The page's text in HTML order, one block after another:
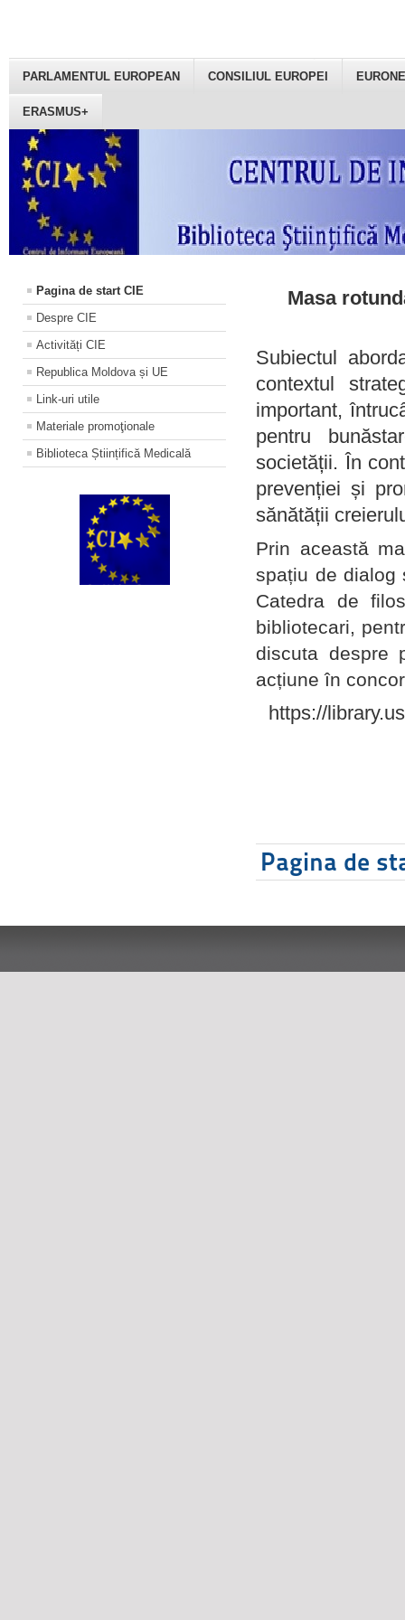
PARLAMENTUL EUROPEAN CONSILIUL EUROPEI
ERASMUS+
Pagina de start CIE
Despre CIE
Activități CIE
Republica Moldova și UE
Link-uri utile
Materiale promoţionale
Biblioteca Științifică Medicală
Masa
Subiectul
contextul
important,
pentru
societății. În
prevenției și
sănătății
Prin această
spațiu de dialog
Catedra de
bibliotecari,
discuta despre
acțiune în
https://
Pagina de